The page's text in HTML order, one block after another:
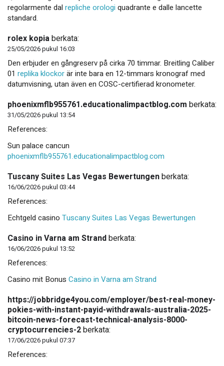
regolarmente dal repliche orologi quadrante e dalle lancette
standard.
rolex kopiaberkata:
25/05/2026 pukul 16:03
Den erbjuder en gångreserv på cirka 70 timmar. Breitling Caliber
01 replika klockorär inte bara en 12-timmars kronograf med
datumvisning, utan även en COSC-certifierad kronometer.
phoenixmflb955761.educationalimpactblog.com berkata:
31/05/2026 pukul 13:54
References:
Sun palace cancun
phoenixmflb955761.educationalimpactblog.com
Tuscany Suites Las Vegas Bewertungenberkata:
16/06/2026 pukul 03:44
References:
Echtgeld casino Tuscany Suites Las Vegas Bewertungen
Casino in Varna am Strandberkata:
16/06/2026 pukul 13:52
References:
Casino mit Bonus Casino in Varna am Strand
https://jobbridge4you.com/employer/best-real-money-
pokies-with-instant-payid-withdrawals-australia-2025-
bitcoin-news-forecast-technical-analysis-8000-
cryptocurrencies-2berkata:
17/06/2026 pukul 07:37
References: